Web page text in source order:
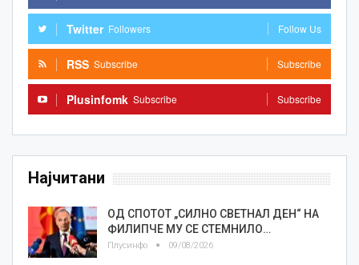
Twitter Followers Follow Us
RSS Subscribe Subscribe
Plusinfomk Subscribe Subscribe
Најчитани
ОД СПОТОТ „СИЛНО СВЕТНАЛ ДЕН“ НА
ФИЛИПЧЕ МУ СЕ СТЕМНИЛО…
Плусинфо 09/08/2026